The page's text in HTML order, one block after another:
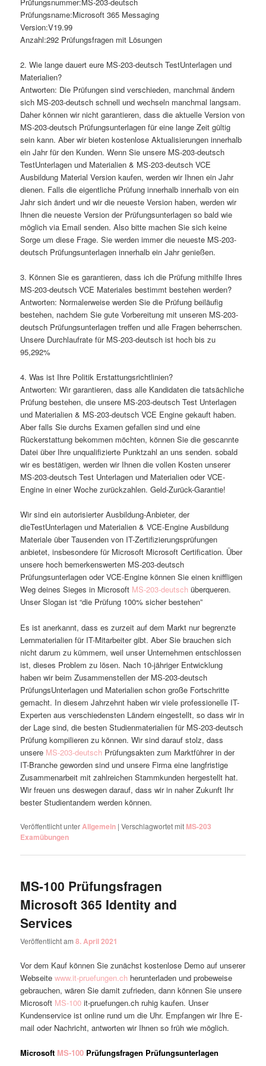
Prüfungsname:Microsoft 365 Messaging
Version:V19.99
Anzahl:292 Prüfungsfragen mit Lösungen
2. Wie lange dauert eure MS-203-deutsch TestUnterlagen und
Materialien?
Antworten: Die Prüfungen sind verschieden, manchmal ändern
sich MS-203-deutsch schnell und wechseln manchmal langsam.
Daher können wir nicht garantieren, dass die aktuelle Version von
MS-203-deutsch Prüfungsunterlagen für eine lange Zeit gültig
sein kann. Aber wir bieten kostenlose Aktualisierungen innerhalb
ein Jahr für den Kunden. Wenn Sie unsere MS-203-deutsch
TestUnterlagen und Materialien & MS-203-deutsch VCE
Ausbildung Material Version kaufen, werden wir Ihnen ein Jahr
dienen. Falls die eigentliche Prüfung innerhalb innerhalb von ein
Jahr sich ändert und wir die neueste Version haben, werden wir
Ihnen die neueste Version der Prüfungsunterlagen so bald wie
möglich via Email senden. Also bitte machen Sie sich keine
Sorge um diese Frage. Sie werden immer die neueste MS-203-
deutsch Prüfungsunterlagen innerhalb ein Jahr genießen.
3. Können Sie es garantieren, dass ich die Prüfung mithilfe Ihres
MS-203-deutsch VCE Materiales bestimmt bestehen werden?
Antworten: Normalerweise werden Sie die Prüfung beiläufig
bestehen, nachdem Sie gute Vorbereitung mit unseren MS-203-
deutsch Prüfungsunterlagen treffen und alle Fragen beherrschen.
Unsere Durchlaufrate für MS-203-deutsch ist hoch bis zu
95,292%
4. Was ist Ihre Politik Erstattungsrichtlinien?
Antworten: Wir garantieren, dass alle Kandidaten die tatsächliche
Prüfung bestehen, die unsere MS-203-deutsch Test Unterlagen
und Materialien & MS-203-deutsch VCE Engine gekauft haben.
Aber falls Sie durchs Examen gefallen sind und eine
Rückerstattung bekommen möchten, können Sie die gescannte
Datei über Ihre unqualifizierte Punktzahl an uns senden. sobald
wir es bestätigen, werden wir Ihnen die vollen Kosten unserer
MS-203-deutsch Test Unterlagen und Materialien oder VCE-
Engine in einer Woche zurückzahlen. Geld-Zurück-Garantie!
Wir sind ein autorisierter Ausbildung-Anbieter, der
dieTestUnterlagen und Materialien & VCE-Engine Ausbildung
Materiale über Tausenden von IT-Zertifizierungsprüfungen
anbietet, insbesondere für Microsoft Microsoft Certification. Über
unsere hoch bemerkenswerten MS-203-deutsch
Prüfungsunterlagen oder VCE-Engine können Sie einen kniffligen
Weg deines Sieges in Microsoft MS-203-deutsch überqueren.
Unser Slogan ist “die Prüfung 100% sicher bestehen”
Es ist anerkannt, dass es zurzeit auf dem Markt nur begrenzte
Lernmaterialien für IT-Mitarbeiter gibt. Aber Sie brauchen sich
nicht darum zu kümmern, weil unser Unternehmen entschlossen
ist, dieses Problem zu lösen. Nach 10-jähriger Entwicklung
haben wir beim Zusammenstellen der MS-203-deutsch
PrüfungsUnterlagen und Materialien schon große Fortschritte
gemacht. In diesem Jahrzehnt haben wir viele professionelle IT-
Experten aus verschiedensten Ländern eingestellt, so dass wir in
der Lage sind, die besten Studienmaterialien für MS-203-deutsch
Prüfung kompilieren zu können. Wir sind darauf stolz, dass
unsere MS-203-deutsch Prüfungsakten zum Marktführer in der
IT-Branche geworden sind und unsere Firma eine langfristige
Zusammenarbeit mit zahlreichen Stammkunden hergestellt hat.
Wir freuen uns deswegen darauf, dass wir in naher Zukunft Ihr
bester Studientandem werden können.
Veröffentlicht unterAllgemein |Verschlagwortet mit MS-203
Examübungen
MS-100 Prüfungsfragen
Microsoft 365 Identity and
Services
Veröffentlicht am8. April 2021
Vor dem Kauf können Sie zunächst kostenlose Demo auf unserer
Webseitewww.it-pruefungen.ch herunterladen und probeweise
gebrauchen, wären Sie damit zufrieden, dann können Sie unsere
Microsoft MS-100 it-pruefungen.ch ruhig kaufen. Unser
Kundenservice ist online rund um die Uhr. Empfangen wir Ihre E-
mail oder Nachricht, antworten wir Ihnen so früh wie möglich.
Microsoft MS-100 Prüfungsfragen Prüfungsunterlagen